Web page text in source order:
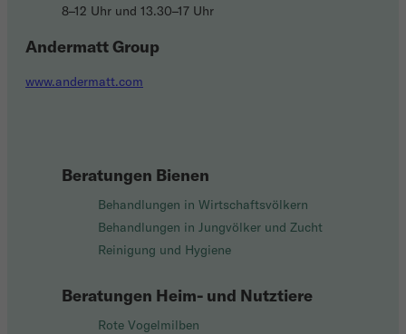
Beratungen Bienen
Behandlungen in Wirtschaftsvölkern
Behandlungen in Jungvölker und Zucht
Reinigung und Hygiene
Beratungen Heim- und Nutztiere
Rote Vogelmilben
8–12 Uhr und 13.30–17 Uhr
Andermatt Group
www.andermatt.com